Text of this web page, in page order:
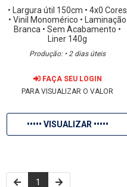
• Largura útil 150cm • 4x0 Cores
• Vinil Monomérico • Laminação
Branca • Sem Acabamento •
Liner 140g
Produção: • 2 dias úteis
FAÇA SEU LOGIN
PARA VISUALIZAR O VALOR
••••• VISUALIZAR •••••
1